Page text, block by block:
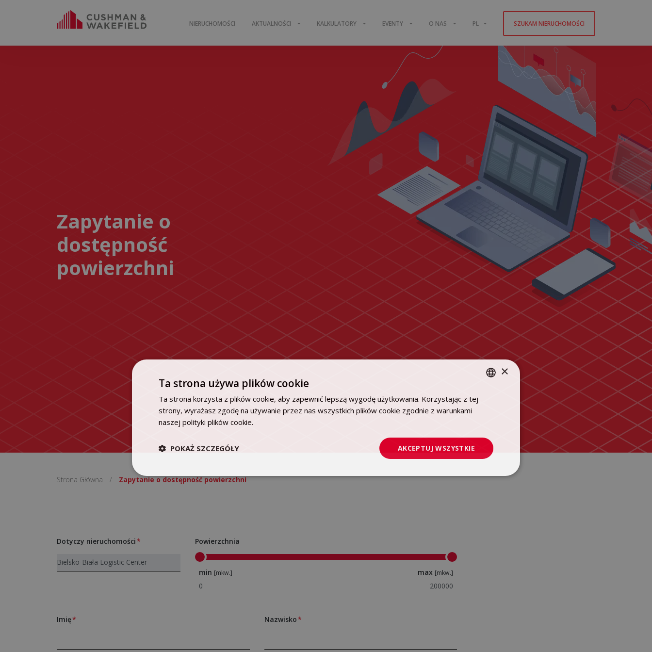
NIERUCHOMOŚCI AKTUALNOŚCI KALKULATORY EVENTY O NAS PL SZUKAM NIERUCHOMOŚCI
Zapytanie o
dostępność
powierzchni
Strona Główna / Zapytanie o dostępność powierzchni
Dotyczy nieruchomości Powierzchnia
min [mkw.] max [mkw.]
Imię Nazwisko
×
Ta strona używa plików cookie
Ta strona korzysta z plików cookie, aby zapewnić lepszą wygodę użytkowania. Korzystając z tej
strony, wyrażasz zgodę na używanie przez nas wszystkich plików cookie zgodnie z warunkami
naszej polityki plików cookie.
AKCEPTUJ WSZYSTKIE
POKAŻ SZCZEGÓŁY